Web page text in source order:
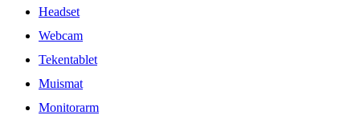
Headset
Webcam
Tekentablet
Muismat
Monitorarm